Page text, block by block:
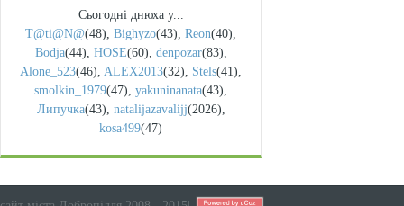
Сьогодні днюха у...
T@ti@N@(48), Bighyzo(43), Reon(40),
Bodja(44), HOSE(60), denpozar(83),
Alone_523(46), ALEX2013(32), Stels(41),
smolkin_1979(47), yakuninanata(43),
Липучка(43), natalijazavalijj(2026),
kosa499(47)